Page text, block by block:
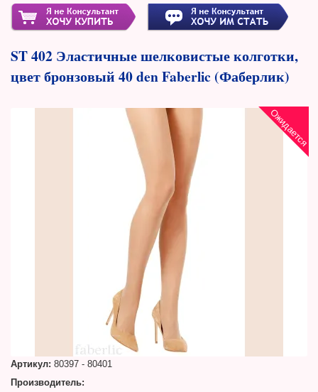
ST 402 Эластичные шелковистые колготки,
цвет бронзовый 40 den Faberlic (Фаберлик)
Ожидается
Артикул: 80397 - 80401
Производитель: